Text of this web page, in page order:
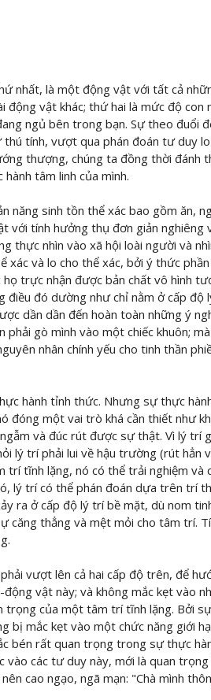
nhất, là một động vật với tất cả
động vật khác; thứ hai là mức độ
ngủ bên trong bạn. Sự theo đuổi
tính, vượt qua phán đoán tư duy
thượng, chúng ta đồng thời đánh
tâm linh của mình.
năng sinh tồn thể xác bao gồm ăn,
với tính hưởng thụ đơn giản nghiêng
thực nhìn vào xã hội loài người và
xác và lo cho thể xác, bởi ý thức
trực nhận được bản chất vô hình
điều đó dường như chỉ nằm ở cấp
dần dần đến hoàn toàn những ý
phải gò mình vào một chiếc khuôn;
nhân chính yếu cho tinh thần
hành tỉnh thức. Nhưng sự thực
đóng một vai trò khá cần thiết như
và đúc rút được sự thật. Vì lý trí
lý trí phải lui về hậu trường (rút hẳn
tĩnh lặng, nó có thể trải nghiệm và
lý trí có thể phán đoán dựa trên trí
ra ở cấp độ lý trí bề mặt, dù nom
căng thẳng và mệt mỏi cho tâm trí.
vượt lên cả hai cấp độ trên, để
vật này; và không mắc kẹt vào
trọng của một tâm trí tĩnh lặng. Bởi
bị mắc kẹt vào một chức năng giới
bén rất quan trọng trong sự thực
các tư duy này, mới là quan trọng
cao ngạo, ngã mạn: "Chà mình